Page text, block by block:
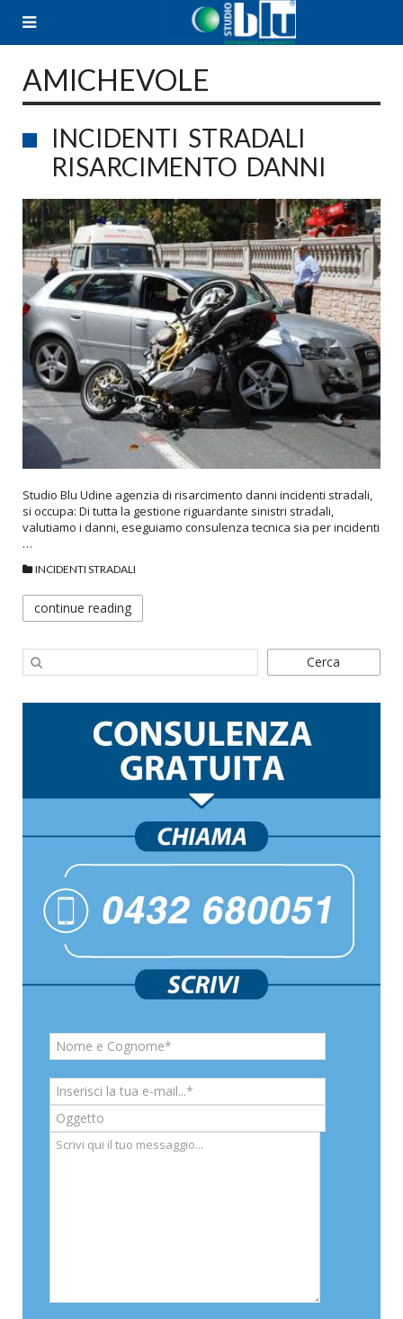
AMICHEVOLE
INCIDENTI STRADALI
RISARCIMENTO DANNI
Studio Blu Udine agenzia di risarcimento danni incidenti stradali,
si occupa: Di tutta la gestione riguardante sinistri stradali,
valutiamo i danni, eseguiamo consulenza tecnica sia per incidenti
…
INCIDENTI STRADALI
continue reading
Cerca